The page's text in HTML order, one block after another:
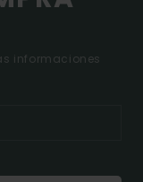
informaciones